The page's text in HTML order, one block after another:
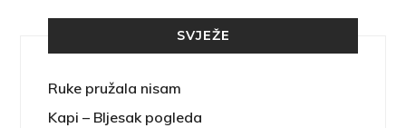
SVJEŽE
Ruke pružala nisam
Kapi – Bljesak pogleda